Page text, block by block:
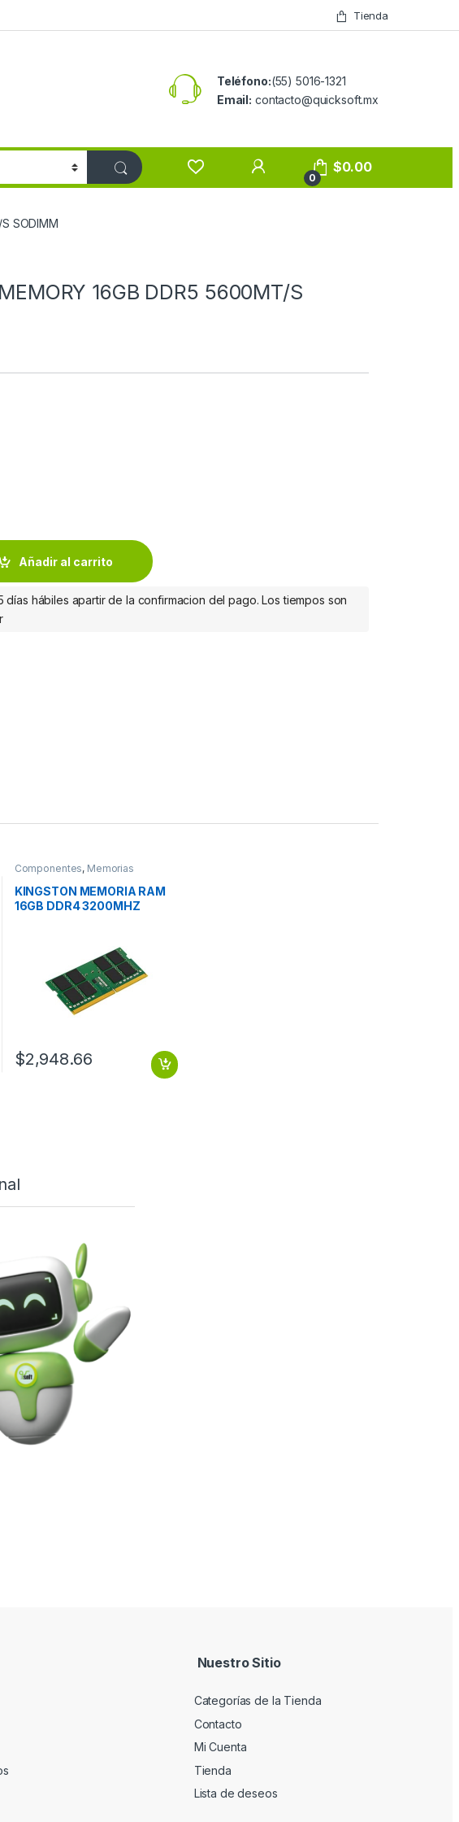
Tienda
Teléfono:(55) 5016-1321
Email: contacto@quicksoft.mx
0
$0.00
SODIMM
16GB DDR5 5600MT/S
DDR5 5600MT/S SODIMM quantity
Añadir al carrito
días hábiles apartir de la confirmacion del pago. Los tiempos son
Componentes, Memorias
KINGSTON MEMORIA RAM
16GB DDR4 3200MHZ
$2,948.66
Nuestro Sitio
Categorías de la Tienda
Contacto
Mi Cuenta
Tienda
Lista de deseos